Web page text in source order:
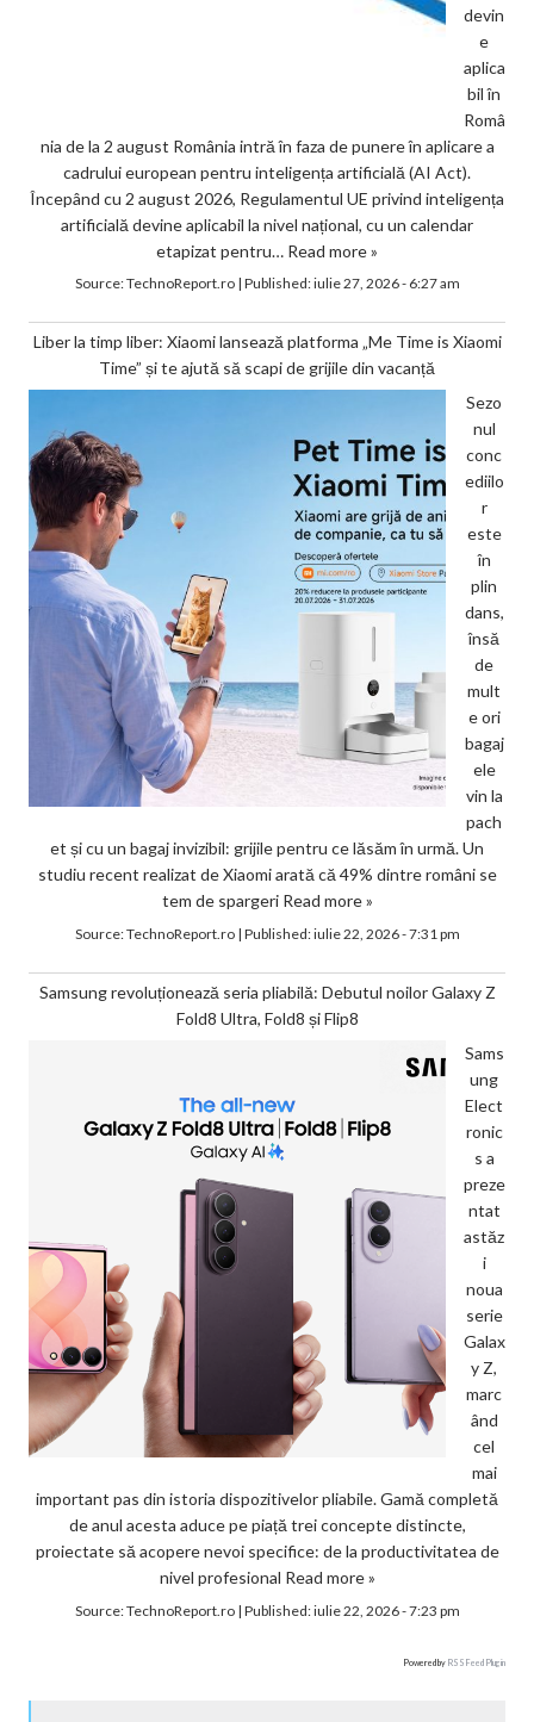
devin
e
aplica
bil în
Româ
nia de la 2 august România intră în faza de punere în aplicare a
cadrului european pentru inteligența artificială (AI Act).
Începând cu 2 august 2026, Regulamentul UE privind inteligența
artificială devine aplicabil la nivel național, cu un calendar
etapizat pentru… Read more »
Source:TechnoReport.ro| Published:iulie 27, 2026 - 6:27 am
Liber la timp liber: Xiaomi lansează platforma „Me Time is Xiaomi
Time” și te ajută să scapi de grijile din vacanță
Sezo
nul
conc
ediilo
r
este
în
plin
dans,
însă
de
mult
e ori
bagaj
ele
vin la
pach
et și cu un bagaj invizibil: grijile pentru ce lăsăm în urmă. Un
studiu recent realizat de Xiaomi arată că 49% dintre români se
tem de spargeri Read more »
Source:TechnoReport.ro| Published:iulie 22, 2026 - 7:31 pm
Samsung revoluționează seria pliabilă: Debutul noilor Galaxy Z
Fold8 Ultra, Fold8 și Flip8
Sams
ung
Elect
ronic
s a
preze
ntat
astăz
i
noua
serie
Galax
y Z,
marc
ând
cel
mai
important pas din istoria dispozitivelor pliabile. Gamă completă
de anul acesta aduce pe piață trei concepte distincte,
proiectate să acopere nevoi specifice: de la productivitatea de
nivel profesional Read more »
Source:TechnoReport.ro| Published:iulie 22, 2026 - 7:23 pm
Powered by RSS Feed Plugin